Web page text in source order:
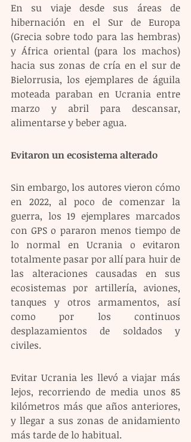
En su viaje desde sus áreas de
hibernación en el Sur de Europa
(Grecia sobre todo para las hembras)
y África oriental (para los machos)
hacia sus zonas de cría en el sur de
Bielorrusia, los ejemplares de águila
moteada paraban en Ucrania entre
marzo y abril para descansar,
alimentarse y beber agua.
Evitaron un ecosistema alterado
Sin embargo, los autores vieron cómo
en 2022, al poco de comenzar la
guerra, los 19 ejemplares marcados
con GPS o pararon menos tiempo de
lo normal en Ucrania o evitaron
totalmente pasar por allí para huir de
las alteraciones causadas en sus
ecosistemas por artillería, aviones,
tanques y otros armamentos, así
como por los continuos
desplazamientos de soldados y
civiles.
Evitar Ucrania les llevó a viajar más
lejos, recorriendo de media unos 85
kilómetros más que años anteriores,
y llegar a sus zonas de anidamiento
más tarde de lo habitual.